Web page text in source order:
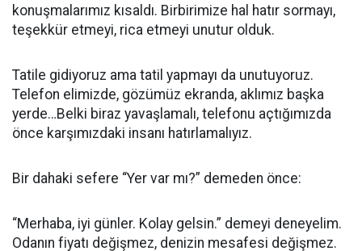
konuşmalarımız kısaldı. Birbirimize hal hatır sormayı,
teşekkür etmeyi, rica etmeyi unutur olduk.
Tatile gidiyoruz ama tatil yapmayı da unutuyoruz.
Telefon elimizde, gözümüz ekranda, aklımız başka
yerde…Belki biraz yavaşlamalı, telefonu açtığımızda
önce karşımızdaki insanı hatırlamalıyız.
Bir dahaki sefere “Yer var mı?” demeden önce:
“Merhaba, iyi günler. Kolay gelsin.” demeyi deneyelim.
Odanın fiyatı değişmez, denizin mesafesi değişmez.